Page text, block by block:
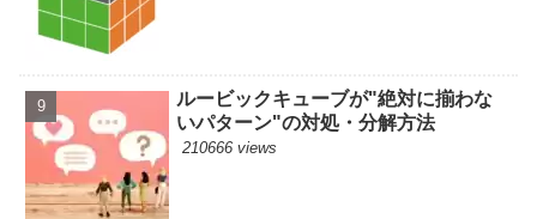
ルービックキューブが"絶対に揃わな
いパターン"の対処・分解方法
210666 views